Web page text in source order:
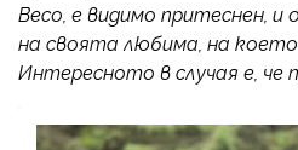
Весо, е видимо притеснен, и
на своята любима, на
Интересното в случая е, че